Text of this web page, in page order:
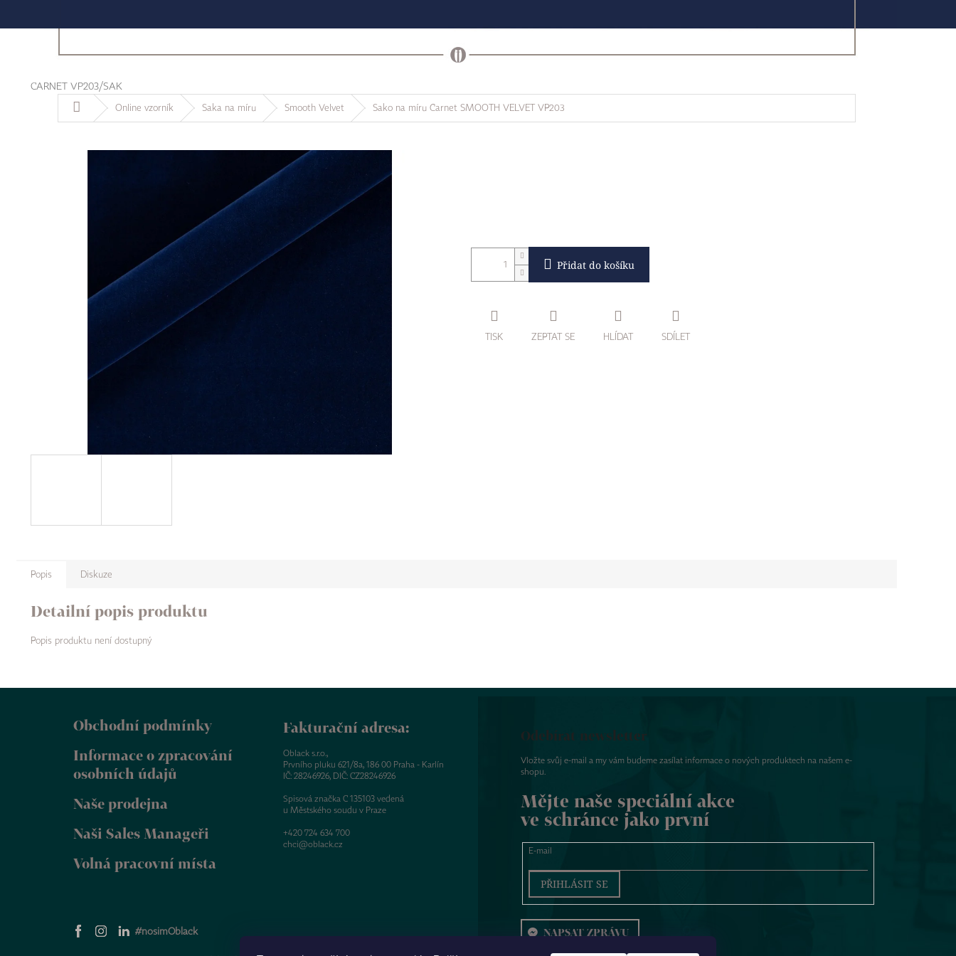
CARNET VP203/SAK
Domů Online vzorník Saka na míru Smooth Velvet Sako na míru Carnet SMOOTH VELVET VP203
Přidat do košíku
TISK ZEPTAT SE HLÍDAT SDÍLET
Popis Diskuze
Detailní popis produktu
Popis produktu není dostupný
Obchodní podmínky
Informace o zpracování
osobních údajů
Naše prodejna
Naši Sales Manageři
Volná pracovní místa
#nosimOblack
Fakturační adresa:
Oblack s.r.o.,
Prvního pluku 621/8a, 186 00 Praha - Karlín
IČ: 28246926, DIČ: CZ28246926
Spisová značka C 135103 vedená
u Městského soudu v Praze
+420 724 634 700
chci@oblack.cz
Odebírat newsletter
Vložte svůj e-mail a my vám budeme zasílat informace o nových produktech na našem e-
shopu.
Mějte naše speciální akce
ve schránce jako první
E-mail
PŘIHLÁSIT SE
NAPSAT ZPRÁVU